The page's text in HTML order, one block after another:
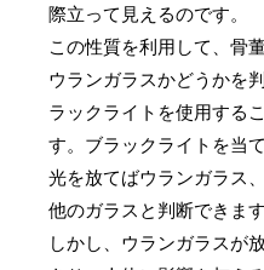
際立って見えるのです。
この性質を利用して、骨
ウランガラスかどうかを
ラックライトを使用する
す。ブラックライトを当
光を放てばウランガラス
他のガラスと判断できます
しかし、ウランガラスが